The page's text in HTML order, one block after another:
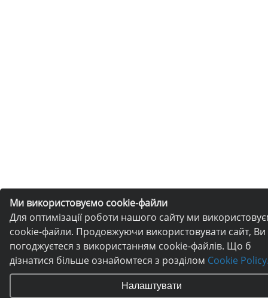
Ми використовуємо cookie-файли
Для оптимізації роботи нашого сайту ми
cookie-файли. Продовжуючи використовувати сайт, Ви
погоджуєтеся з використанням cookie-файлів. Що б
дізнатися більше ознайомтеся з розділом Cookie
Налаштувати